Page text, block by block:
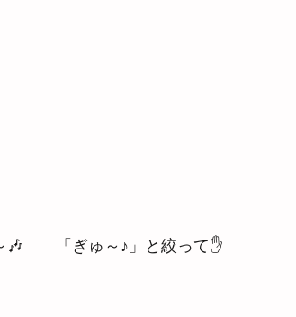
　　「ぎゅ～♪」と絞って✋